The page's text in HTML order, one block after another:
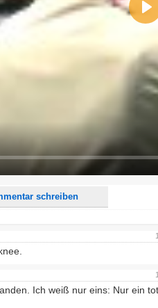
schreiben
aus Deinem Kommentar entfernt.
verwende "www." oder "http://" in URLs
Kommentar Antworten erscheinen.
Seite weitere Kommentare erscheinen.
Ich weiß nur eins: Nur ein